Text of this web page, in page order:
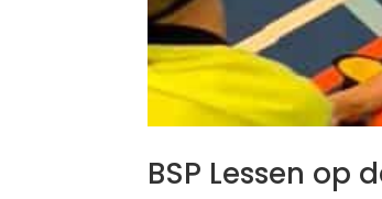
BSP Lessen op